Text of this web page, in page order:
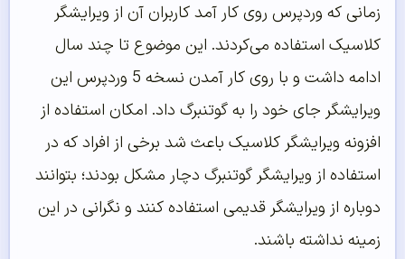
زمانی که وردپرس روی کار آمد کاربران آن از ویرایشگر
کلاسیک استفاده می‌کردند. این موضوع تا چند سال
ادامه داشت و با روی کار آمدن نسخه 5 وردپرس این
ویرایشگر جای خود را به گوتنبرگ داد. امکان استفاده از
افزونه ویرایشگر کلاسیک باعث شد برخی از افراد که در
استفاده از ویرایشگر گوتنبرگ دچار مشکل بودند؛ بتوانند
دوباره از ویرایشگر قدیمی استفاده کنند و نگرانی در این
زمینه نداشته باشند.